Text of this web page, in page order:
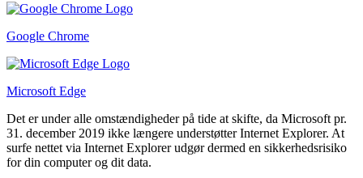
Google Chrome
Microsoft Edge
Det er under alle omstændigheder på tide at skifte, da Microsoft pr.
31. december 2019 ikke længere understøtter Internet Explorer. At
surfe nettet via Internet Explorer udgør dermed en sikkerhedsrisiko
for din computer og dit data.